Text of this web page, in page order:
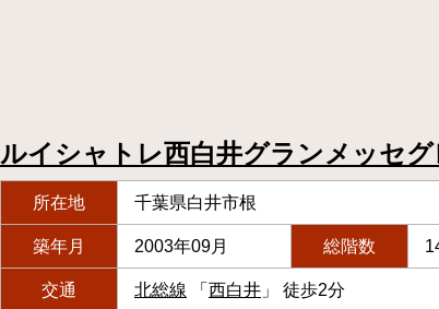
ルイシャトレ西白井グランメッセグ
所在地 千葉県白井市根
築年月 2003年09月 総階数
交通 北総線 「 西白井 」 徒歩2分